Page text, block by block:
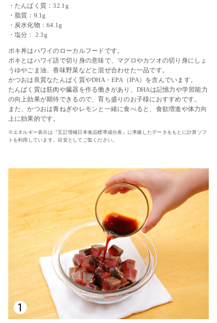
・たんぱく質：32.1g
・脂質：9.1g
・炭水化物：64.1g
・塩分： 2.3g
ポキ丼はハワイのローカルフードです。
ポキとはハワイ語で切り身の意味で、マグロやカツオの切り身にしょ
うゆやごま油、香味野菜などと混ぜ合わせた一品です。
かつおは良質なたんぱく質やDHA・EPA（IPA）を含んでいます。
たんぱく質は筋肉や臓器を作る働きがあり、DHAは記憶力や学習能力
の向上効果が期待できるので、育ち盛りのお子様におすすめです。
また、かつおは青ねぎやレモンと一緒に食べると、食欲増進や体力向
上に効果的です。
※エネルギー表示は『五訂増補日本食品標準成分表』に準拠したデータをもとに計算ソフ
トを利用しています。目安としてご覧ください。